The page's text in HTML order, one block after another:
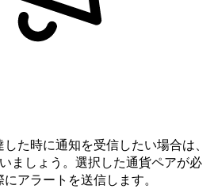
た時に通知を受信したい場合は、
ましょう。選択した通貨ペアが必
アラートを送信します。